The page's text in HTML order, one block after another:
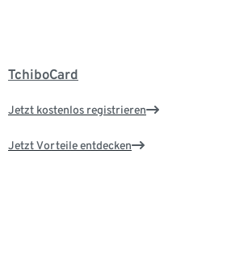
TchiboCard
Jetzt kostenlos registrieren
Jetzt Vorteile entdecken